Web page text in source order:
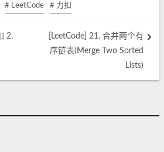
# LeetCode # 力扣
2.
[LeetCode] 21. 合并两个有
序链表(Merge Two Sorted
Lists)